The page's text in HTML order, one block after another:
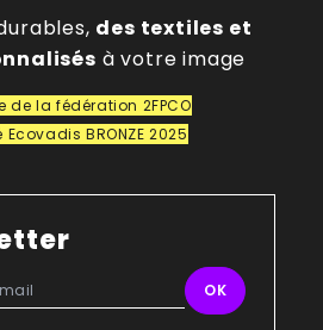
des textiles et
à votre image
de la fédération 2FPCO
Ecovadis BRONZE 2025